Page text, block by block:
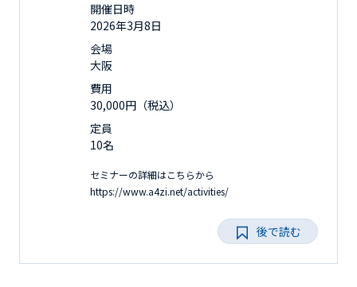
開催日時
2026年3月8日
会場
大阪
費用
30,000円（税込）
定員
10名
セミナーの詳細はこちらから
https://www.a4zi.net/activities/
後で読む